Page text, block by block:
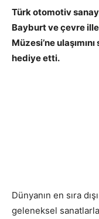
Türk otomotiv
Bayburt ve çevre
Müzesi’ne
hediye etti.
Dünyanın en sıra
geleneksel